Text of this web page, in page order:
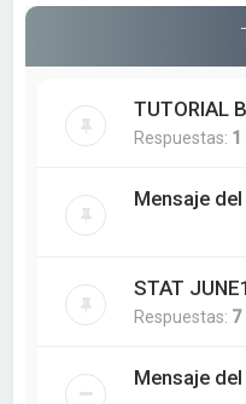
TUTORIAL
Respuestas: 1
Mensaje
STAT
Respuestas: 7
Mensaje